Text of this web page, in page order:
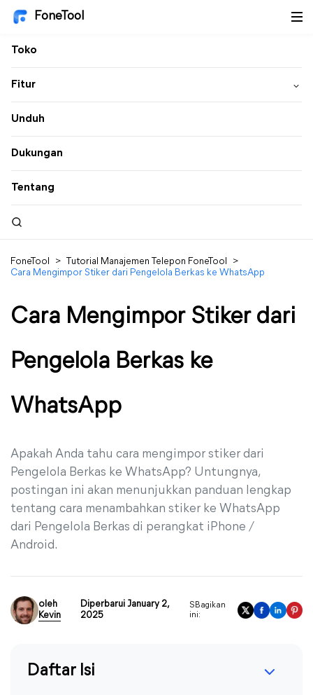
FoneTool
Toko
Fitur
Unduh
Dukungan
Tentang
FoneTool > Tutorial Manajemen Telepon FoneTool
>
Cara Mengimpor Stiker dari Pengelola Berkas ke WhatsApp
Cara Mengimpor Stiker dari
Pengelola Berkas ke
WhatsApp
Apakah Anda tahu cara mengimpor stiker dari
Pengelola Berkas ke WhatsApp? Untungnya,
postingan ini akan menunjukkan panduan lengkap
tentang cara menambahkan stiker ke WhatsApp
dari Pengelola Berkas di perangkat iPhone /
Android.
oleh
Kevin
Diperbarui January 2,
2025
SBagikan
ini:
Daftar Isi